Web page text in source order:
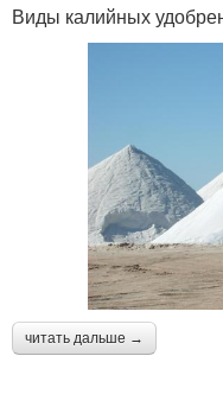
Виды калийных
читать дальше →